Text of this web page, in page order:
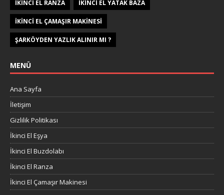
IKINCI EL RANZA IKINCI EL YATAK BAZA
IKINCI EL ÇAMAŞIR MAKINESI
ŞARKÖYDEN YAZLIK ALINIR MI ?
MENÜ
Ana Sayfa
İletişim
Gizlilik Politikası
İkinci El Eşya
İkinci El Buzdolabı
İkinci El Ranza
İkinci El Çamaşır Makinesi